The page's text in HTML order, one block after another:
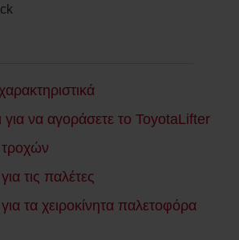
για να αγοράσετε το ToyotaLifter
τις παλέτες
τα χειροκίνητα παλετοφόρα